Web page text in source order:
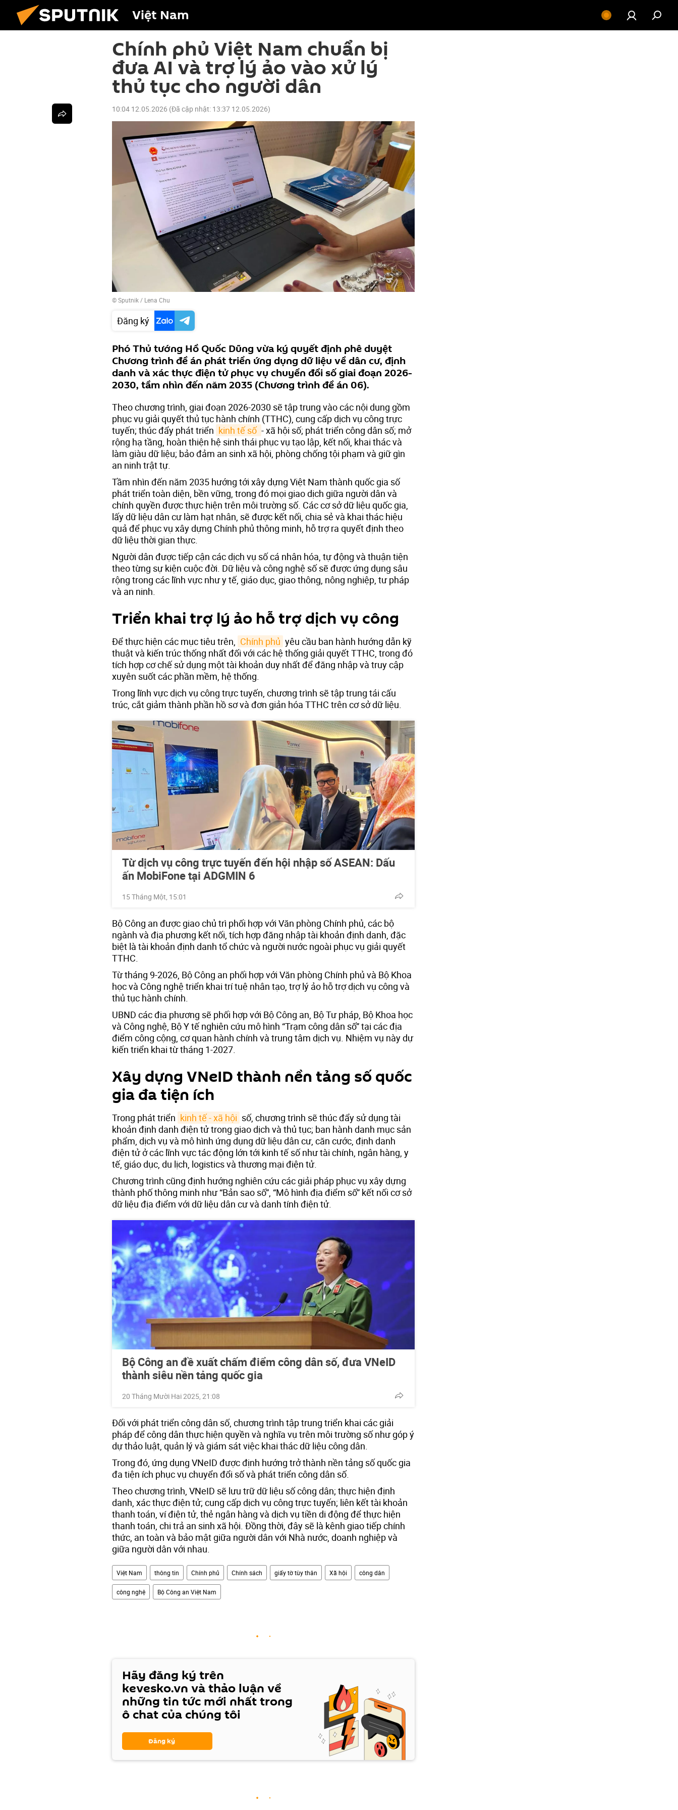
Việt Nam
Chính phủ Việt Nam chuẩn bị
đưa AI và trợ lý ảo vào xử lý
thủ tục cho người dân
10:04 12.05.2026 (Đã cập nhật: 13:37 12.05.2026)
© Sputnik / Lena Chu
Đăng ký
Phó Thủ tướng Hồ Quốc Dũng vừa ký quyết định phê duyệt
Chương trình đề án phát triển ứng dụng dữ liệu về dân cư, định
danh và xác thực điện tử phục vụ chuyển đổi số giai đoạn 2026-
2030, tầm nhìn đến năm 2035 (Chương trình đề án 06).
Theo chương trình, giai đoạn 2026-2030 sẽ tập trung vào các nội dung gồm
phục vụ giải quyết thủ tục hành chính (TTHC), cung cấp dịch vụ công trực
tuyến; thúc đẩy phát triển kinh tế số - xã hội số; phát triển công dân số; mở
rộng hạ tầng, hoàn thiện hệ sinh thái phục vụ tạo lập, kết nối, khai thác và
làm giàu dữ liệu; bảo đảm an sinh xã hội, phòng chống tội phạm và giữ gìn
an ninh trật tự.
Tầm nhìn đến năm 2035 hướng tới xây dựng Việt Nam thành quốc gia số
phát triển toàn diện, bền vững, trong đó mọi giao dịch giữa người dân và
chính quyền được thực hiện trên môi trường số. Các cơ sở dữ liệu quốc gia,
lấy dữ liệu dân cư làm hạt nhân, sẽ được kết nối, chia sẻ và khai thác hiệu
quả để phục vụ xây dựng Chính phủ thông minh, hỗ trợ ra quyết định theo
dữ liệu thời gian thực.
Người dân được tiếp cận các dịch vụ số cá nhân hóa, tự động và thuận tiện
theo từng sự kiện cuộc đời. Dữ liệu và công nghệ số sẽ được ứng dụng sâu
rộng trong các lĩnh vực như y tế, giáo dục, giao thông, nông nghiệp, tư pháp
và an ninh.
Triển khai trợ lý ảo hỗ trợ dịch vụ công
Để thực hiện các mục tiêu trên, Chính phủ yêu cầu ban hành hướng dẫn kỹ
thuật và kiến trúc thống nhất đối với các hệ thống giải quyết TTHC, trong đó
tích hợp cơ chế sử dụng một tài khoản duy nhất để đăng nhập và truy cập
xuyên suốt các phần mềm, hệ thống.
Trong lĩnh vực dịch vụ công trực tuyến, chương trình sẽ tập trung tái cấu
trúc, cắt giảm thành phần hồ sơ và đơn giản hóa TTHC trên cơ sở dữ liệu.
Từ dịch vụ công trực tuyến đến hội nhập số ASEAN: Dấu
ấn MobiFone tại ADGMIN 6
15 Tháng Một, 15:01
Bộ Công an được giao chủ trì phối hợp với Văn phòng Chính phủ, các bộ
ngành và địa phương kết nối, tích hợp đăng nhập tài khoản định danh, đặc
biệt là tài khoản định danh tổ chức và người nước ngoài phục vụ giải quyết
TTHC.
Từ tháng 9-2026, Bộ Công an phối hợp với Văn phòng Chính phủ và Bộ Khoa
học và Công nghệ triển khai trí tuệ nhân tạo, trợ lý ảo hỗ trợ dịch vụ công và
thủ tục hành chính.
UBND các địa phương sẽ phối hợp với Bộ Công an, Bộ Tư pháp, Bộ Khoa học
và Công nghệ, Bộ Y tế nghiên cứu mô hình “Trạm công dân số” tại các địa
điểm công cộng, cơ quan hành chính và trung tâm dịch vụ. Nhiệm vụ này dự
kiến triển khai từ tháng 1-2027.
Xây dựng VNeID thành nền tảng số quốc
gia đa tiện ích
Trong phát triển kinh tế - xã hội số, chương trình sẽ thúc đẩy sử dụng tài
khoản định danh điện tử trong giao dịch và thủ tục; ban hành danh mục sản
phẩm, dịch vụ và mô hình ứng dụng dữ liệu dân cư, căn cước, định danh
điện tử ở các lĩnh vực tác động lớn tới kinh tế số như tài chính, ngân hàng, y
tế, giáo dục, du lịch, logistics và thương mại điện tử.
Chương trình cũng định hướng nghiên cứu các giải pháp phục vụ xây dựng
thành phố thông minh như “Bản sao số”, “Mô hình địa điểm số” kết nối cơ sở
dữ liệu địa điểm với dữ liệu dân cư và danh tính điện tử.
Bộ Công an đề xuất chấm điểm công dân số, đưa VNeID
thành siêu nền tảng quốc gia
20 Tháng Mười Hai 2025, 21:08
Đối với phát triển công dân số, chương trình tập trung triển khai các giải
pháp để công dân thực hiện quyền và nghĩa vụ trên môi trường số như góp ý
dự thảo luật, quản lý và giám sát việc khai thác dữ liệu công dân.
Trong đó, ứng dụng VNeID được định hướng trở thành nền tảng số quốc gia
đa tiện ích phục vụ chuyển đổi số và phát triển công dân số.
Theo chương trình, VNeID sẽ lưu trữ dữ liệu số công dân; thực hiện định
danh, xác thực điện tử; cung cấp dịch vụ công trực tuyến; liên kết tài khoản
thanh toán, ví điện tử, thẻ ngân hàng và dịch vụ tiền di động để thực hiện
thanh toán, chi trả an sinh xã hội. Đồng thời, đây sẽ là kênh giao tiếp chính
thức, an toàn và bảo mật giữa người dân với Nhà nước, doanh nghiệp và
giữa người dân với nhau.
Việt Nam thông tin Chính phủ Chính sách giấy tờ tùy thân Xã hội công dân
công nghệ Bộ Công an Việt Nam
Hãy đăng ký trên
kevesko.vn và thảo luận về
những tin tức mới nhất trong
ô chat của chúng tôi
Đăng ký